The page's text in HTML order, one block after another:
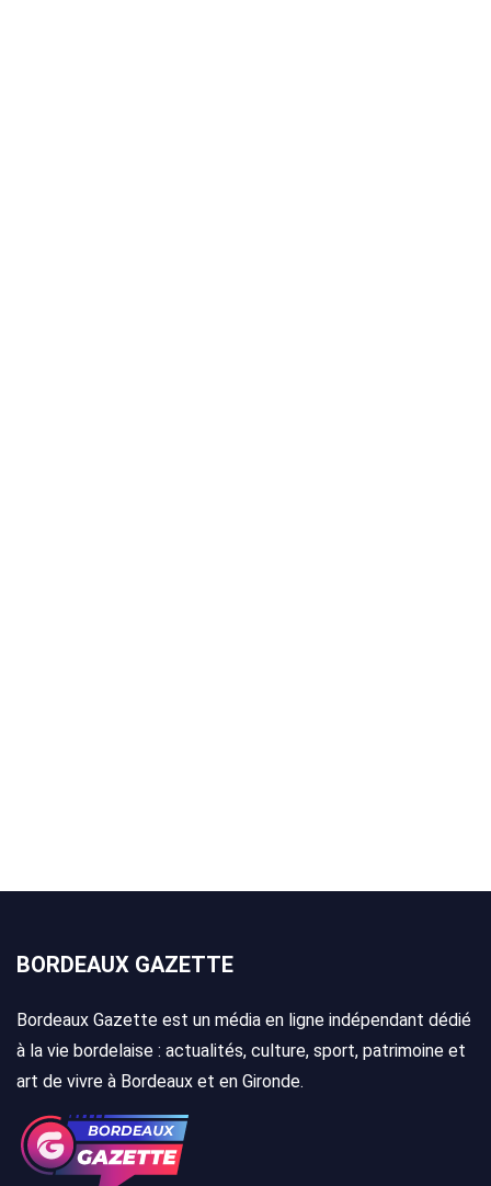
BORDEAUX GAZETTE
Bordeaux Gazette est un média en ligne indépendant dédié
à la vie bordelaise : actualités, culture, sport, patrimoine et
art de vivre à Bordeaux et en Gironde.